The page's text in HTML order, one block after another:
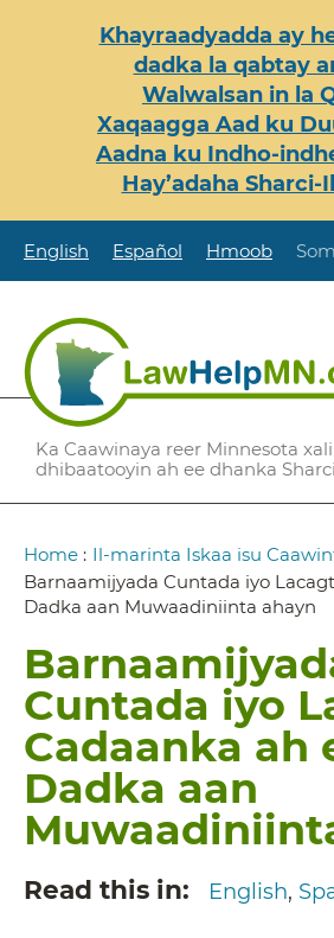
Khayraadyadda ay
dadka la qabtay
Walwalsan in la
Xaqaagga Aad ku
Aadna ku Indho-
Hay’adaha Sharci-
English Español Hmoob
Ka Caawinaya reer Minnesota
dhibaatooyin ah ee dhanka
Breadcrumb
Home : Il-marinta Iskaa isu
Barnaamijyada Cuntada iyo
Dadka aan Muwaadiniinta ahayn
Cuntada iyo
Cadaanka ah
Dadka aan
Read this in English